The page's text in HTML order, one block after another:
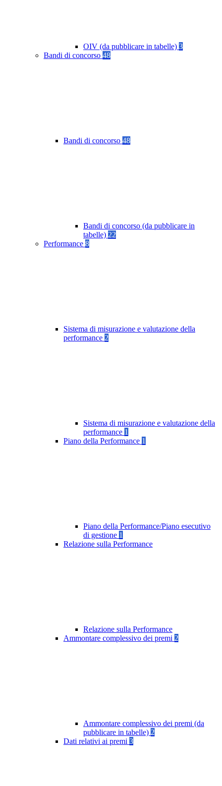
OIV (da pubblicare in tabelle) 3
Bandi di concorso 48
Bandi di concorso 48
Bandi di concorso (da pubblicare in
tabelle) 22
Performance 8
Sistema di misurazione e valutazione della
performance 2
Sistema di misurazione e valutazione della
performance 1
Piano della Performance 1
Piano della Performance/Piano esecutivo
di gestione 1
Relazione sulla Performance
Relazione sulla Performance
Ammontare complessivo dei premi 2
Ammontare complessivo dei premi (da
pubblicare in tabelle) 2
Dati relativi ai premi 3